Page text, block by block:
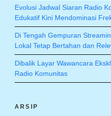
Evolusi Jadwal Siaran Radio
Edukatif Kini Mendominasi
Di Tengah Gempuran
Lokal Tetap Bertahan dan
Dibalik Layar Wawancara
Radio Komunitas
ARSIP